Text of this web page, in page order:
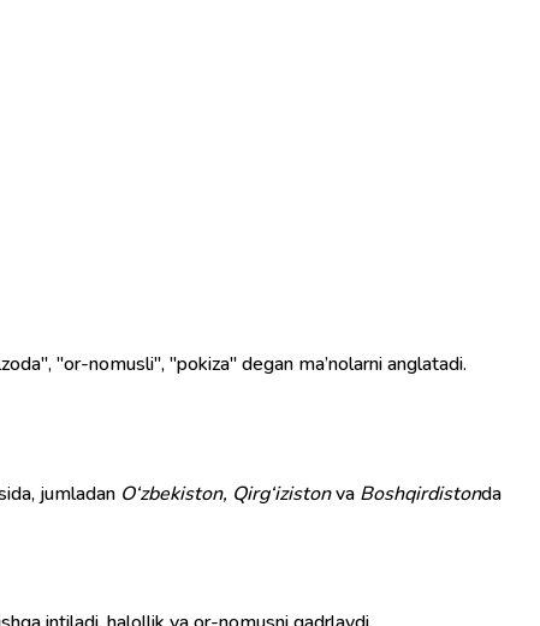
"or-nomusli", "pokiza" degan ma’nolarni anglatadi.
jumladan O‘zbekiston, Qirg‘izistonva Boshqirdistonda